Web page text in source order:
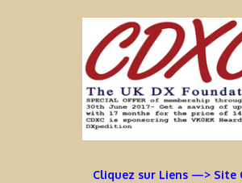
Cliquez sur Liens —> Site